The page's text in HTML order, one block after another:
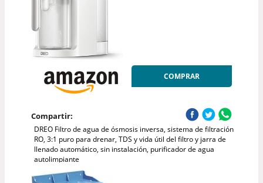
COMPRAR
Compartir:
DREO Filtro de agua de ósmosis inversa, sistema de filtración
RO, 3:1 puro para drenar, TDS y vida útil del filtro y jarra de
llenado automático, sin instalación, purificador de agua
autolimpiante